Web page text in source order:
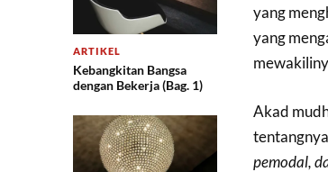
ARTIKEL
Kebangkitan Bangsa
dengan Bekerja (Bag. 1)
yang
yang
Akad
pemodal,